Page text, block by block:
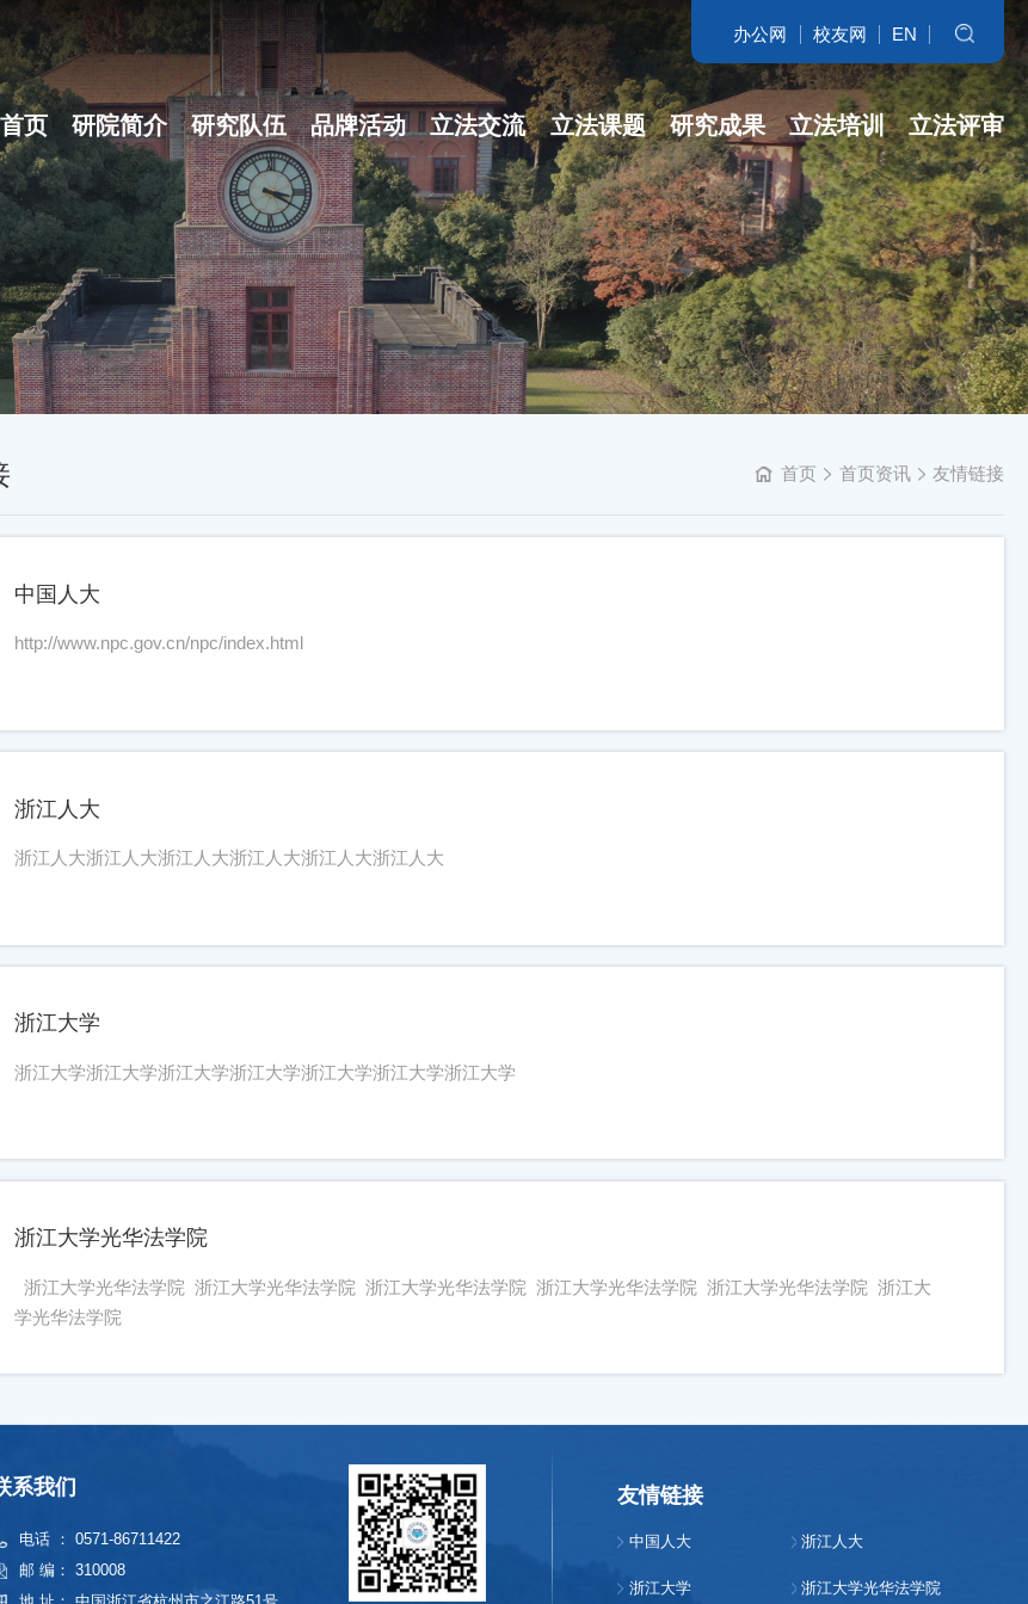
办公网 校友网 EN
搜索
首页 研院简介
研院概况
组织体系
现任领导
行政机构
研究队伍
博士后团队
品牌活动
之江立法论坛
地方立法十大范例
名家讲坛
立法沙龙
立法交流
名家访谈
讲坛实录
学科培育
立法课题
省哲社课题
省新型智库课题
立法委托课题
智库自设课题
研究成果
立法研究参考
专著
立法培训
开班盛况
培训交流
立法评审
首页 首页资讯 友情链接
中国人大
http://www.npc.gov.cn/npc/index.html
浙江人大
浙江人大浙江人大浙江人大浙江人大浙江人大浙江人大
浙江大学
浙江大学浙江大学浙江大学浙江大学浙江大学浙江大学浙江大学
浙江大学光华法学院
浙江大学光华法学院 浙江大学光华法学院 浙江大学光华法学院 浙江大学光华法学院 浙江大学光华法学院 浙江大
学光华法学院
系我们
电话 ： 0571-86711422
邮 编： 310008
友情链接
中国人大 浙江人大
浙江大学 浙江大学光华法学院